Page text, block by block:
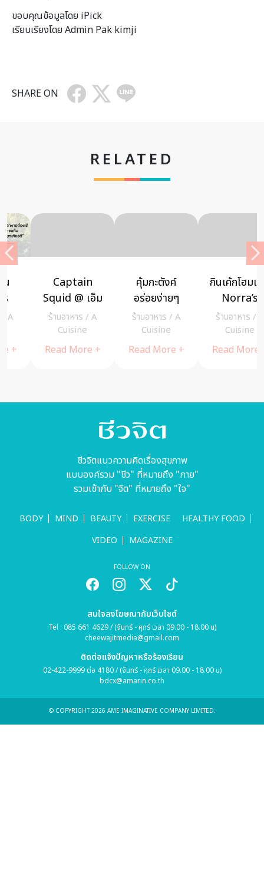
ขอบคุณข้อมูลโดย iPick
เรียบเรียงโดย Admin Pak kimji
SHARE ON
RELATED
Captain
Squid @ เอ็ม
บาสซีพลาซ่า
ร้านอาหาร/A
Cuisine
Read More +
คุ้มกะตังค์
อร่อยง่ายๆ
สไตล์ไทยๆ
ย่านแจ้งวัฒนะ
ร้านอาหาร/A
Cuisine
Read More +
กินเค้กโฮมเมด
Norra’s
Café อร่อย
ออนไลน์
ร้านอาหาร/A
Cuisine
Read More +
ชีวจิตแนวความคิดเรื่องสุขภาพ
แบบองค์รวม "ชีว" ที่หมายถึง "กาย"
รวมเข้ากับ "จิต" ที่หมายถึง "ใจ"
BODY MIND BEAUTY EXERCISE
HEALTHY FOOD
VIDEO
MAGAZINE
FOLLOW ON
สนใจลงโฆษณากับเว็บไซต์
Tel : 085 661 4629 / (จันทร์ - ศุกร์ เวลา 09.00 - 18.00 น)
cheewajitmedia@gmail.com
ติดต่อแจ้งปัญหาหรือร้องเรียน
02-422-9999 ต่อ 4180 / (จันทร์ - ศุกร์ เวลา 09.00 - 18.00 น)
bdcx@amarin.co.th
© COPYRIGHT 2026 AME IMAGINATIVE COMPANY LIMITED.